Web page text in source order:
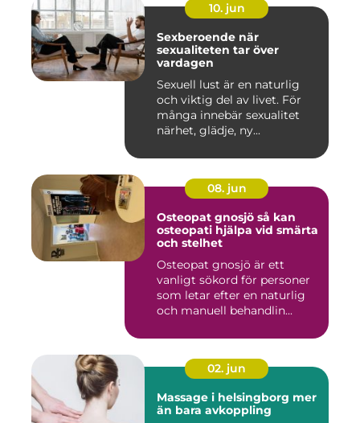
10. jun
Sexberoende när
sexualiteten tar över
vardagen
Sexuell lust är en naturlig
och viktig del av livet. För
många innebär sexualitet
närhet, glädje, ny...
08. jun
Osteopat gnosjö så kan
osteopati hjälpa vid smärta
och stelhet
Osteopat gnosjö är ett
vanligt sökord för personer
som letar efter en naturlig
och manuell behandlin...
02. jun
Massage i helsingborg mer
än bara avkoppling